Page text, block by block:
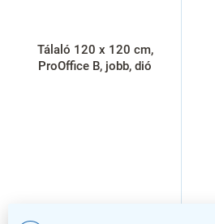
Tálaló 120 x 120 cm,
ProOffice B, jobb, dió